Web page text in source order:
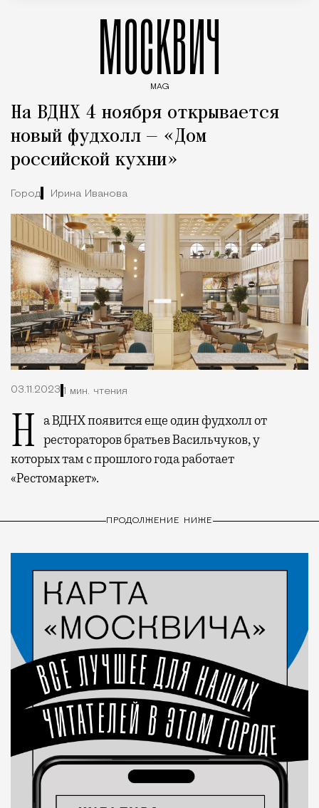
МОСКВИЧ
MAG
На ВДНХ 4 ноября открывается
новый фудхолл — «Дом
российской кухни»
Город Ирина Иванова
03.11.2023 1 мин. чтения
На ВДНХ появится еще один фудхолл от рестораторов братьев Васильчуков, у
которых там с прошлого года работает
«Рестомаркет».
ПРОДОЛЖЕНИЕ НИЖЕ